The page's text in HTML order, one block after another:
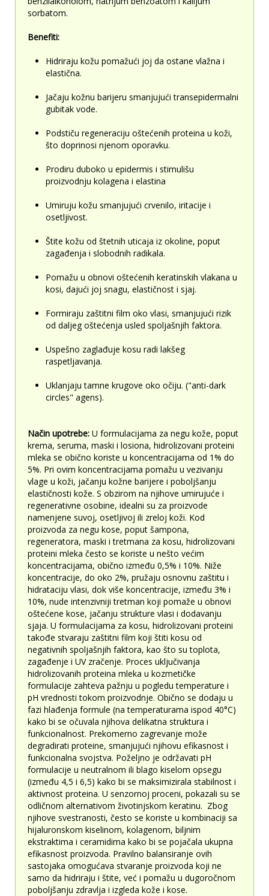
sorbatom.
Benefiti:
Hidriraju kožu pomažući joj da ostane vlažna i
elastična.
Jačaju kožnu barijeru smanjujući transepidermalni
gubitak vode.
Podstiču regeneraciju oštećenih proteina u koži,
što doprinosi njenom oporavku.
Prodiru duboko u epidermis i stimulišu
proizvodnju kolagena i elastina
Umiruju kožu smanjujući crvenilo, iritacije i
osetljivost.
Štite kožu od štetnih uticaja iz okoline, poput
zagađenja i slobodnih radikala.
Pomažu u obnovi oštećenih keratinskih vlakana u
kosi, dajući joj snagu, elastičnost i sjaj.
Formiraju zaštitni film oko vlasi, smanjujući rizik
od daljeg oštećenja usled spoljašnjih faktora.
Uspešno zaglađuje kosu radi lakšeg
raspetljavanja.
Uklanjaju tamne krugove oko očiju. ("anti-dark
circles" agens).
Način upotrebe: U formulacijama za negu kože, poput
krema, seruma, maski i losiona, hidrolizovani proteini
mleka se obično koriste u koncentracijama od 1% do
5%. Pri ovim koncentracijama pomažu u vezivanju
vlage u koži, jačanju kožne barijere i poboljšanju
elastičnosti kože. S obzirom na njihove umirujuće i
regenerativne osobine, idealni su za proizvode
namenjene suvoj, osetljivoj ili zreloj koži. Kod
proizvoda za negu kose, poput šampona,
regeneratora, maski i tretmana za kosu, hidrolizovani
proteini mleka često se koriste u nešto većim
koncentracijama, obično između 0,5% i 10%. Niže
koncentracije, do oko 2%, pružaju osnovnu zaštitu i
hidrataciju vlasi, dok više koncentracije, između 3% i
10%, nude intenzivniji tretman koji pomaže u obnovi
oštećene kose, jačanju strukture vlasi i dodavanju
sjaja. U formulacijama za kosu, hidrolizovani proteini
takođe stvaraju zaštitni film koji štiti kosu od
negativnih spoljašnjih faktora, kao što su toplota,
zagađenje i UV zračenje. Proces uključivanja
hidrolizovanih proteina mleka u kozmetičke
formulacije zahteva pažnju u pogledu temperature i
pH vrednosti tokom proizvodnje. Obično se dodaju u
fazi hlađenja formule (na temperaturama ispod 40°C)
kako bi se očuvala njihova delikatna struktura i
funkcionalnost. Prekomerno zagrevanje može
degradirati proteine, smanjujući njihovu efikasnost i
funkcionalna svojstva. Poželjno je održavati pH
formulacije u neutralnom ili blago kiselom opsegu
(između 4,5 i 6,5) kako bi se maksimizirala stabilnost i
aktivnost proteina. U senzornoj proceni, pokazali su se
odličnom alternativom životinjskom keratinu. Zbog
njihove svestranosti, često se koriste u kombinaciji sa
hijaluronskom kiselinom, kolagenom, biljnim
ekstraktima i ceramidima kako bi se pojačala ukupna
efikasnost proizvoda. Pravilno balansiranje ovih
sastojaka omogućava stvaranje proizvoda koji ne
samo da hidriraju i štite, već i pomažu u dugoročnom
poboljšanju zdravlja i izgleda kože i kose.